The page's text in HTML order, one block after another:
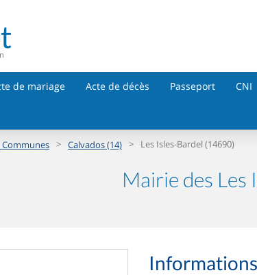
de mariage Acte de décès Passeport CNI
> Calvados (14) > Les Isles-Bardel (14690)
Mairie des Les